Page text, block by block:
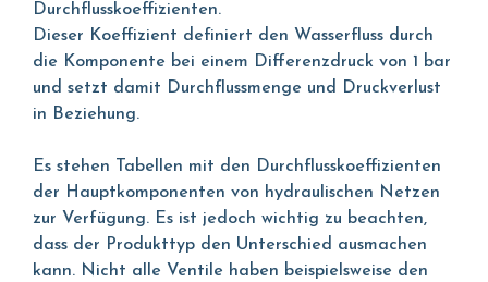
Durchflusskoeffizienten.
Dieser Koeffizient definiert den Wasserfluss durch
die Komponente bei einem Differenzdruck von 1 bar
und setzt damit Durchflussmenge und Druckverlust
in Beziehung.
Es stehen Tabellen mit den Durchflusskoeffizienten
der Hauptkomponenten von hydraulischen Netzen
zur Verfügung. Es ist jedoch wichtig zu beachten,
dass der Produkttyp den Unterschied ausmachen
kann. Nicht alle Ventile haben beispielsweise den